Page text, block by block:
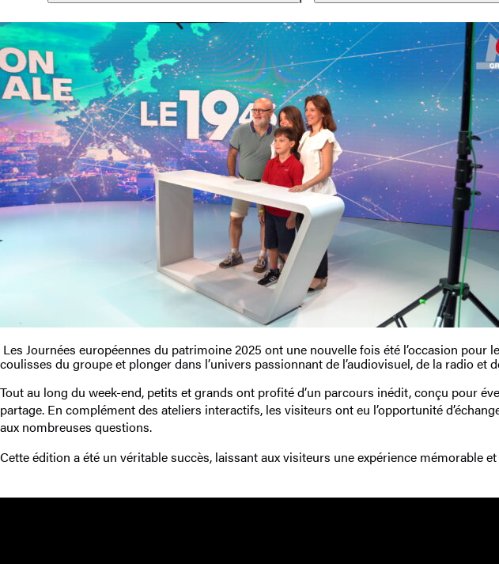
Les Journées européennes du patrimoine 2025 ont une nouvelle fois été l’occasion
coulisses du groupe et plonger dans l’univers passionnant de l’audiovisuel, de la radio et
Tout au long du week-end, petits et grands ont profité d’un parcours inédit, conçu pour
partage. En complément des ateliers interactifs, les visiteurs ont eu l’opportunité
aux nombreuses questions.
Cette édition a été un véritable succès, laissant aux visiteurs une expérience